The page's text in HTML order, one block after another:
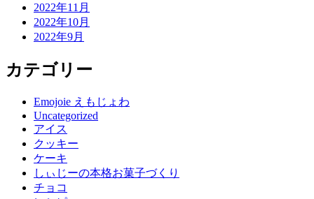
2022年11月
2022年10月
2022年9月
カテゴリー
Emojoie えもじょわ
Uncategorized
アイス
クッキー
ケーキ
しぃじーの本格お菓子づくり
チョコ